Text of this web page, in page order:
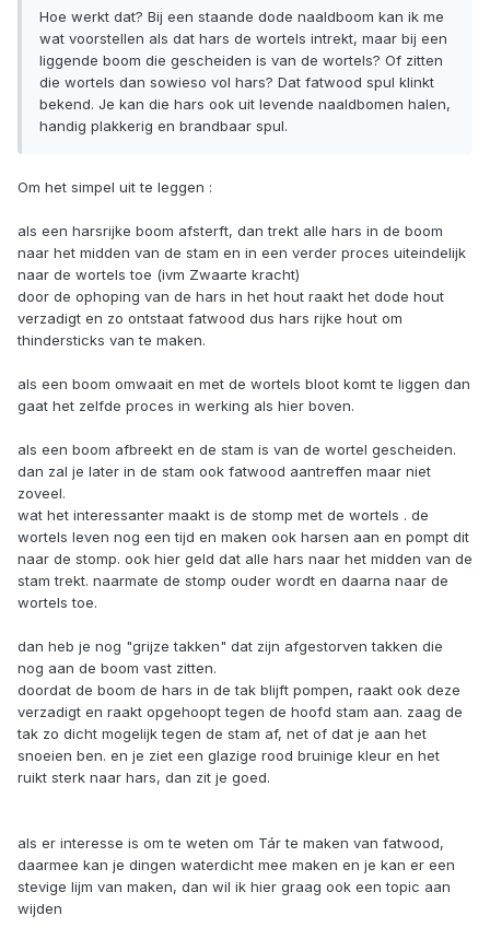
Hoe werkt dat? Bij een staande dode naaldboom kan ik me
wat voorstellen als dat hars de wortels intrekt, maar bij een
liggende boom die gescheiden is van de wortels? Of zitten
die wortels dan sowieso vol hars? Dat fatwood spul klinkt
bekend. Je kan die hars ook uit levende naaldbomen halen,
handig plakkerig en brandbaar spul.
Om het simpel uit te leggen :
als een harsrijke boom afsterft, dan trekt alle hars in de boom
naar het midden van de stam en in een verder proces uiteindelijk
naar de wortels toe (ivm Zwaarte kracht)
door de ophoping van de hars in het hout raakt het dode hout
verzadigt en zo ontstaat fatwood dus hars rijke hout om
thindersticks van te maken.
als een boom omwaait en met de wortels bloot komt te liggen dan
gaat het zelfde proces in werking als hier boven.
als een boom afbreekt en de stam is van de wortel gescheiden.
dan zal je later in de stam ook fatwood aantreffen maar niet
zoveel.
wat het interessanter maakt is de stomp met de wortels . de
wortels leven nog een tijd en maken ook harsen aan en pompt dit
naar de stomp. ook hier geld dat alle hars naar het midden van de
stam trekt. naarmate de stomp ouder wordt en daarna naar de
wortels toe.
dan heb je nog "grijze takken" dat zijn afgestorven takken die
nog aan de boom vast zitten.
doordat de boom de hars in de tak blijft pompen, raakt ook deze
verzadigt en raakt opgehoopt tegen de hoofd stam aan. zaag de
tak zo dicht mogelijk tegen de stam af, net of dat je aan het
snoeien ben. en je ziet een glazige rood bruinige kleur en het
ruikt sterk naar hars, dan zit je goed.
als er interesse is om te weten om Tár te maken van fatwood,
daarmee kan je dingen waterdicht mee maken en je kan er een
stevige lijm van maken, dan wil ik hier graag ook een topic aan
wijden